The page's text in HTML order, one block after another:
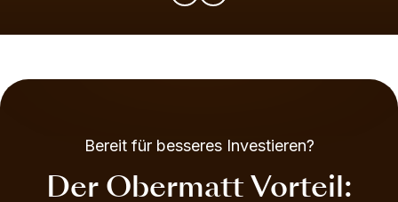
Bereit für besseres Investieren?
Der Obermatt Vorteil: